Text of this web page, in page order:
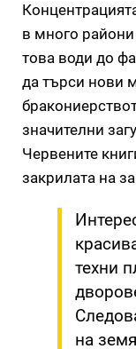
в много райони
това води до
да търси нови
значителни
Червените
закрилата на
техни
на